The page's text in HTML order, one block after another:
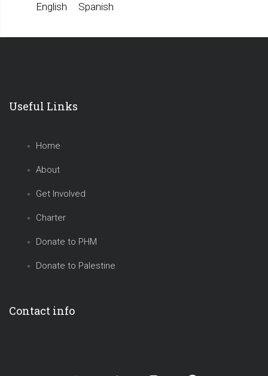
Spanish
English
Useful Links
Home
About
Get Involved
Charter
Donate to PHM
Donate to Palestine
Contact info